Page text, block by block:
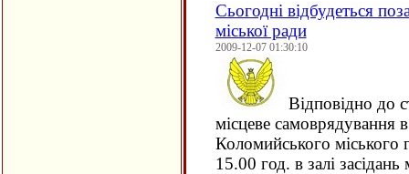
Сьогодні відбудеться
міської ради
2009-12-07 01:30:10
Відповідно до
місцеве самоврядування
Коломийського
15.00 год. в залі